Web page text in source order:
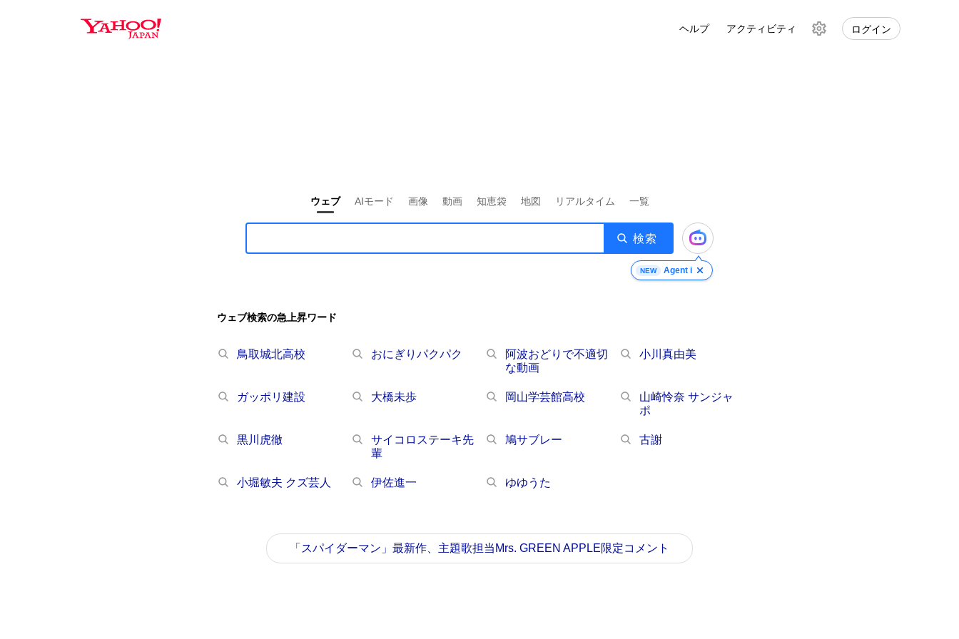
Y
ヘルプ アクティビティ
検
ログイン
ウェブ AIモード 画像 動画 知恵袋 地図 リアルタイム 一覧
検索
NEW Agent i
ウェブ検索の急上昇ワード
鳥取城北高校 おにぎりパクパク
阿波おどりで不適切
な動画
小川真由美
ガッポリ建設 大橋未歩 岡山学芸館高校
山崎怜奈 サンジャ
ポ
黒川虎徹
サイコロステーキ先
輩
鳩サブレー 古謝
小堀敏夫 クズ芸人 伊佐進一 ゆゆうた
「スパイダーマン」最新作、主題歌担当Mrs. GREEN APPLE限定コメント